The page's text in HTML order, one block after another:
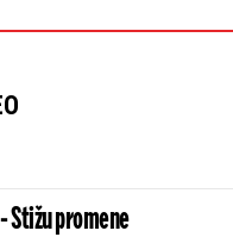
Stižu promene